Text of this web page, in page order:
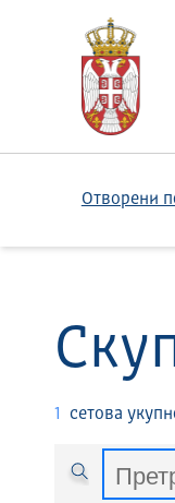
Отворени
1 сетова